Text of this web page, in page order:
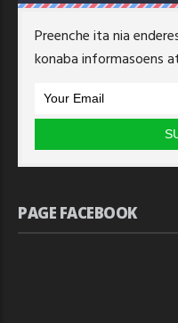
Preenche ita nia
konaba informasoens
PAGE FACEBOOK